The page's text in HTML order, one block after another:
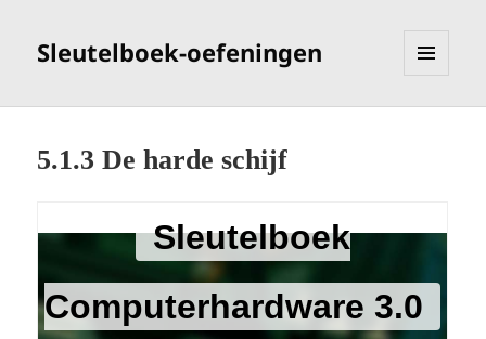
Sleutelboek-oefeningen
5.1.3 De harde schijf